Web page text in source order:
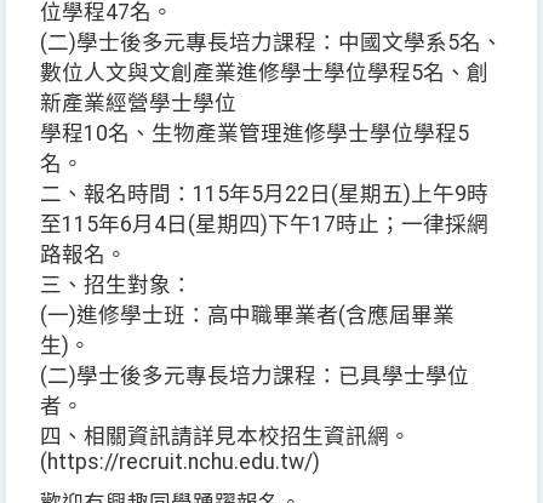
位學程47名。
(二)學士後多元專長培力課程：中國文學系5名、
數位人文與文創產業進修學士學位學程5名、創
新產業經營學士學位
學程10名、生物產業管理進修學士學位學程5
名。
二、報名時間：115年5月22日(星期五)上午9時
至115年6月4日(星期四)下午17時止；一律採網
路報名。
三、招生對象：
(一)進修學士班：高中職畢業者(含應屆畢業
生)。
(二)學士後多元專長培力課程：已具學士學位
者。
四、相關資訊請詳見本校招生資訊網。
(https://recruit.nchu.edu.tw/)